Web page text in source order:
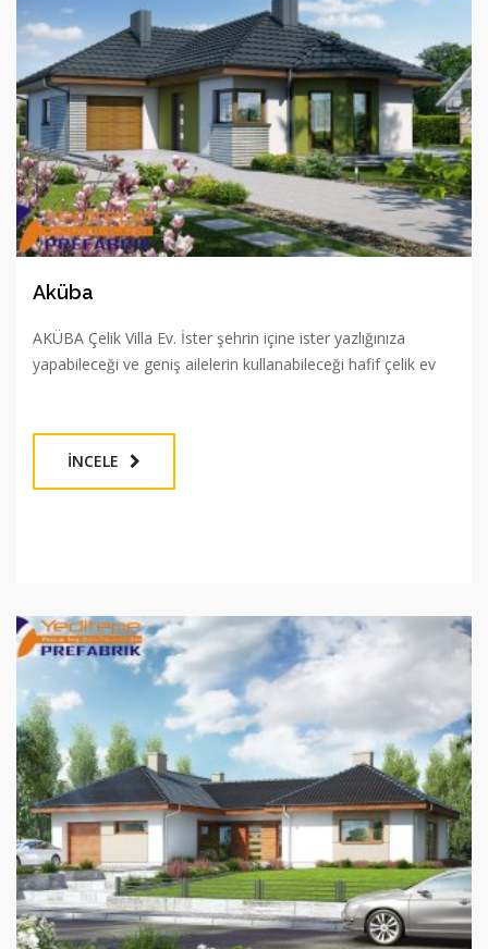
Aküba
AKÜBA Çelik Villa Ev. İster şehrin içine ister yazlığınıza
yapabileceği ve geniş ailelerin kullanabileceği hafif çelik ev
İNCELE